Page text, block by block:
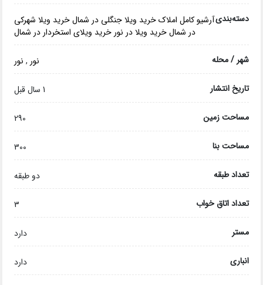
دسته‌بندیآرشیو کامل املاک خرید ویلا جنگلی در شمال خرید ویلا شهرکی
در شمال خرید ویلا در نور خرید ویلای استخردار در شمال
شهر / محله نور , نور
تاریخ انتشار 1 سال قبل
مساحت زمین 290
مساحت بنا 300
تعداد طبقه دو طبقه
تعداد اتاق خواب 3
مستر دارد
انباری دارد